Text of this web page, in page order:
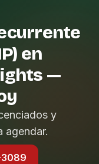
en
—
y
agendar.
3089